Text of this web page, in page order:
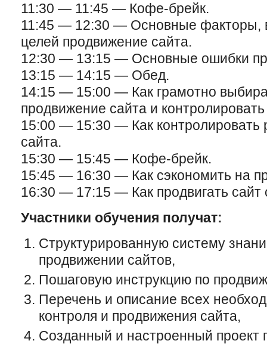
11:30 — 11:45 — Кофе-брейк.
11:45 — 12:30 — Основные факторы,
целей продвижение сайта.
12:30 — 13:15 — Основные ошибки
13:15 — 14:15 — Обед.
14:15 — 15:00 — Как грамотно
продвижение сайта и контролировать
15:00 — 15:30 — Как контролировать
сайта.
15:30 — 15:45 — Кофе-брейк.
15:45 — 16:30 — Как сэкономить на
16:30 — 17:15 — Как продвигать сайт
Участники обучения получат:
Структурированную систему
продвижении сайтов,
Пошаговую инструкцию по
Перечень и описание всех
контроля и продвижения сайта,
Созданный и настроенный проект